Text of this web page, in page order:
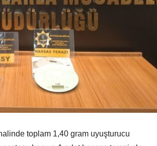
toplam 1,40 gram uyuşturucu